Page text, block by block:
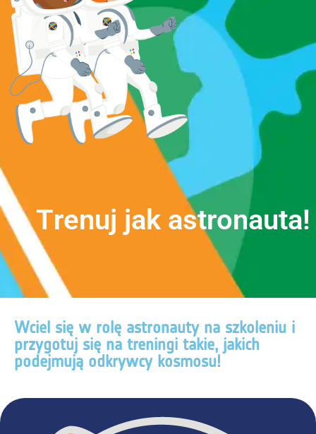
Trenuj jak astronauta!
Wciel się w rolę astronauty na szkoleniu i
przygotuj się na treningi takie, jakich
podejmują odkrywcy kosmosu!